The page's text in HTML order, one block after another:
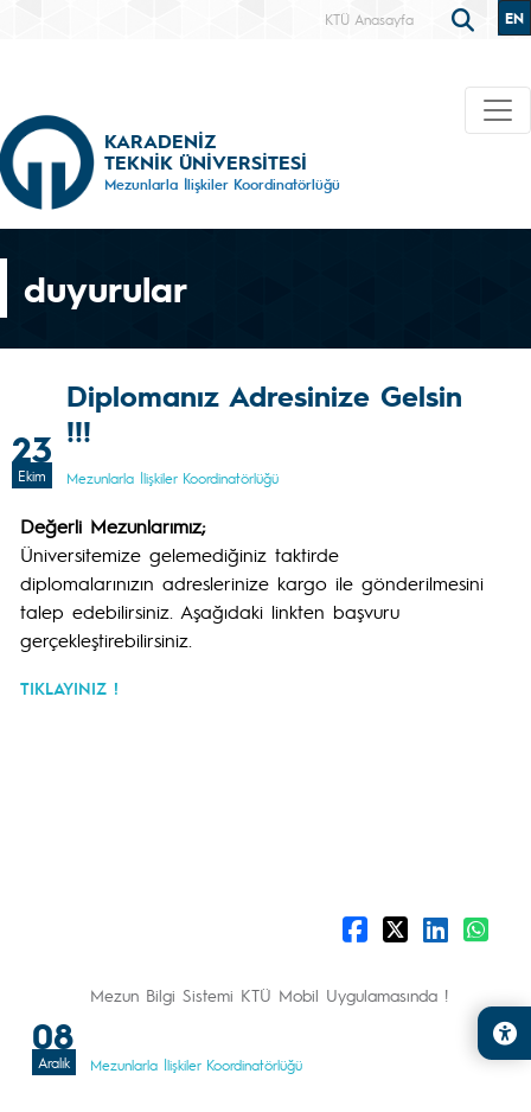
KTÜ Anasayfa EN
KARADENİZ
TEKNİK ÜNİVERSİTESİ
Mezunlarla İlişkiler Koordinatörlüğü
duyurular
23
Ekim
Diplomanız Adresinize Gelsin
!!!
Mezunlarla İlişkiler Koordinatörlüğü
Değerli Mezunlarımız;
Üniversitemize gelemediğiniz taktirde
diplomalarınızın adreslerinize kargo ile gönderilmesini
talep edebilirsiniz. Aşağıdaki linkten başvuru
gerçekleştirebilirsiniz.
TIKLAYINIZ !
08
Aralık
Mezun Bilgi Sistemi KTÜ Mobil Uygulamasında !
Mezunlarla İlişkiler Koordinatörlüğü